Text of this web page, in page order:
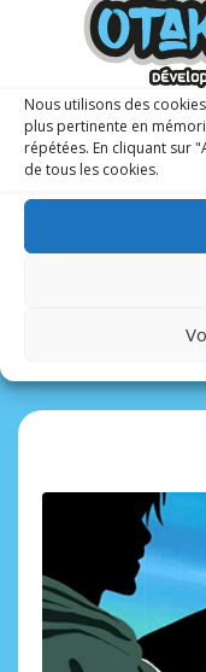
Nous utilisons des
plus pertinente en
répétées. En cliquant sur
de tous les cookies.
L’Attaque des
une édition
Pour fêter les 10
éditions Pika